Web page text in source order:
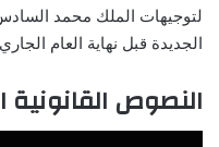
لتوجيهات الملك محمد السادس
الجديدة قبل نهاية العام
النصوص